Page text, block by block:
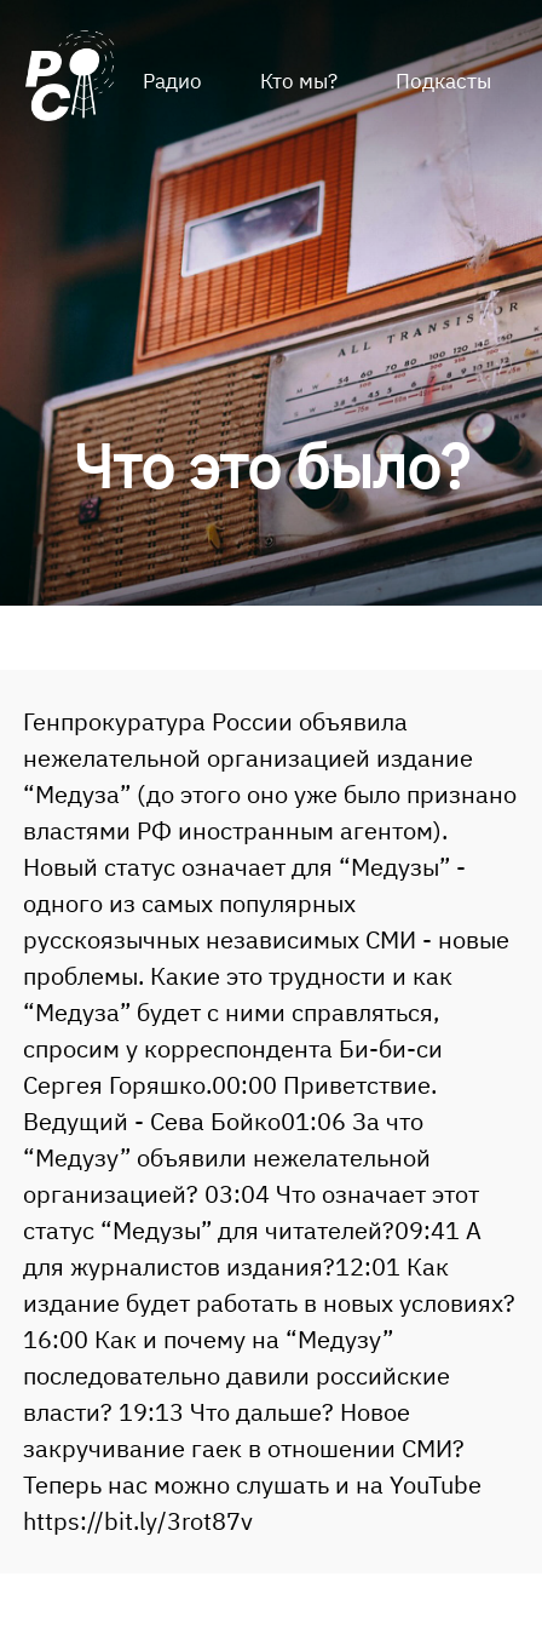
Радио Кто мы? Подкасты
Что это было?
Генпрокуратура России объявила
нежелательной организацией издание
“Медуза” (до этого оно уже было признано
властями РФ иностранным агентом).
Новый статус означает для “Медузы” -
одного из самых популярных
русскоязычных независимых СМИ - новые
проблемы. Какие это трудности и как
“Медуза” будет с ними справляться,
спросим у корреспондента Би-би-си
Сергея Горяшко.00:00 Приветствие.
Ведущий - Сева Бойко01:06 За что
“Медузу” объявили нежелательной
организацией? 03:04 Что означает этот
статус “Медузы” для читателей?09:41 А
для журналистов издания?12:01 Как
издание будет работать в новых условиях?
16:00 Как и почему на “Медузу”
последовательно давили российские
власти? 19:13 Что дальше? Новое
закручивание гаек в отношении СМИ?
Теперь нас можно слушать и на YouTube
https://bit.ly/3rot87v